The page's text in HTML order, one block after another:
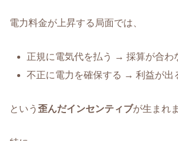
電力料金が上昇する局面では、
正規に電気代を払う → 採算が合わ
不正に電力を確保する → 利益が出
という 歪んだインセンティブが生まれ